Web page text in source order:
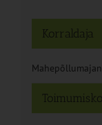
Korraldaja